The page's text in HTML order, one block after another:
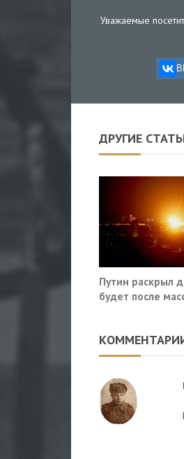
Уважаемые
ДРУГИЕ
Путин раскрыл
будет после